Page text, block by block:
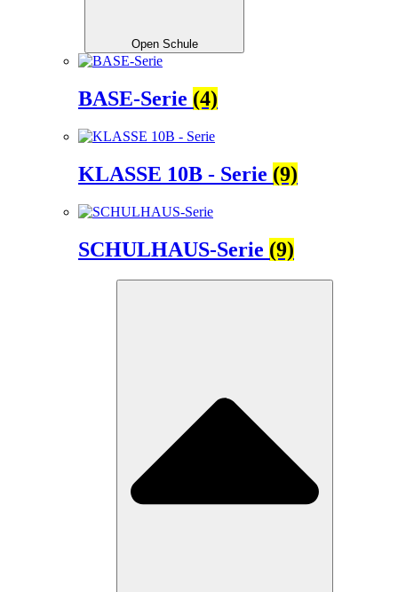
Open Schule
BASE-Serie (4)
KLASSE 10B - Serie (9)
SCHULHAUS-Serie (9)